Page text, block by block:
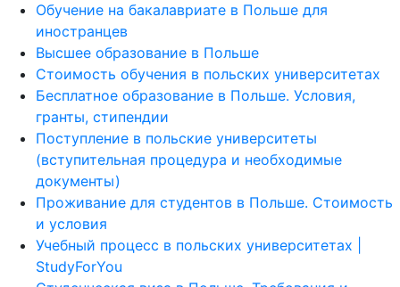
Обучение на бакалавриате в Польше для
иностранцев
Высшее образование в Польше
Стоимость обучения в польских университетах
Бесплатное образование в Польше. Условия,
гранты, стипендии
Поступление в польские университеты
(вступительная процедура и необходимые
документы)
Проживание для студентов в Польше. Стоимость
и условия
Учебный процесс в польских университетах |
StudyForYou